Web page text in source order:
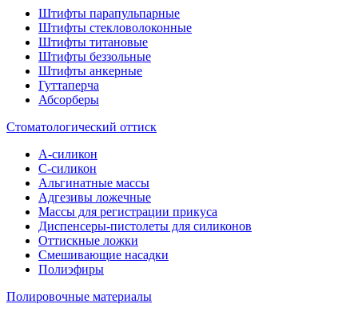
Штифты парапульпарные
Штифты стекловолоконные
Штифты титановые
Штифты беззольные
Штифты анкерные
Гуттаперча
Абсорберы
Стоматологический оттиск
А-силикон
C-силикон
Альгинатные массы
Адгезивы ложечные
Массы для регистрации прикуса
Диспенсеры-пистолеты для силиконов
Оттискные ложки
Смешивающие насадки
Полиэфиры
Полировочные материалы